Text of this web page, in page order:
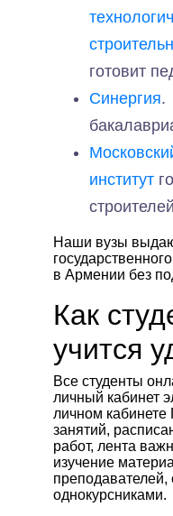
готовит
Синергия.
институт
Наши вузы
в Армении без
Как
учится
Все студенты
личный кабинет
личном
занятий,
работ, лента
изучение
однокурсниками.